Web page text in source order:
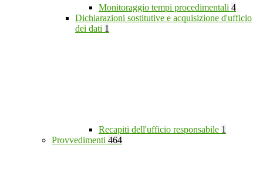
Monitoraggio tempi procedimentali 4
Dichiarazioni sostitutive e acquisizione d'ufficio
dei dati 1
Recapiti dell'ufficio responsabile 1
Provvedimenti 464